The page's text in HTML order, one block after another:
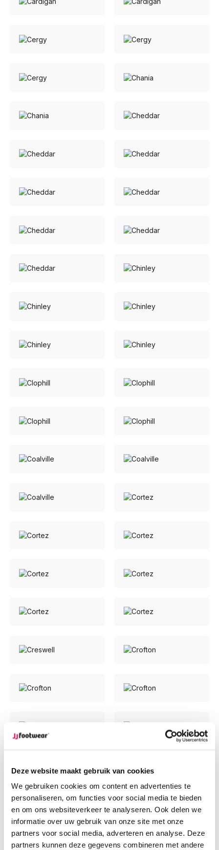
Deze website maakt gebruik van cookies
We gebruiken cookies om content en advertenties te
personaliseren, om functies voor social media te bieden
en om ons websiteverkeer te analyseren. Ook delen we
informatie over uw gebruik van onze site met onze
partners voor social media, adverteren en analyse. Deze
partners kunnen deze gegevens combineren met andere